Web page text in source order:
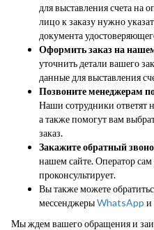
для выставления счета на
лицо к заказу нужно
документа
Оформить заказ на
уточнить детали вашего
данные для выставления
Позвоните менеджерам
Наши сотрудники ответят
а также помогут вам
заказ.
Закажите обратный
нашем сайте. Оператор сам
проконсультирует.
Вы также можете
мессенджерыWhatsApp и
Мы ждем вашего обращения и